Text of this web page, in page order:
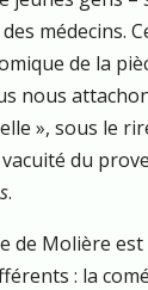
médecins.
de la
nous
», sous le
vacuité du
.
de Molière est
: la